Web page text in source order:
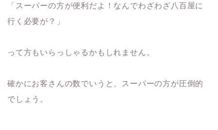
「スーパーの方が便利だよ！なんでわざわざ八百屋に
行く必要が？」
って方もいらっしゃるかもしれません。
確かにお客さんの数でいうと、スーパーの方が圧倒的
でしょう。